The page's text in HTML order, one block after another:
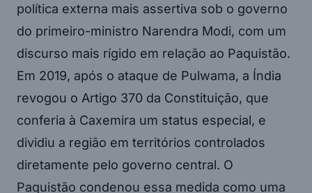
política externa mais assertiva sob o governo
do primeiro-ministro Narendra Modi, com um
discurso mais rígido em relação ao Paquistão.
Em 2019, após o ataque de Pulwama, a Índia
revogou o Artigo 370 da Constituição, que
conferia à Caxemira um status especial, e
dividiu a região em territórios controlados
diretamente pelo governo central. O
Paquistão condenou essa medida como uma